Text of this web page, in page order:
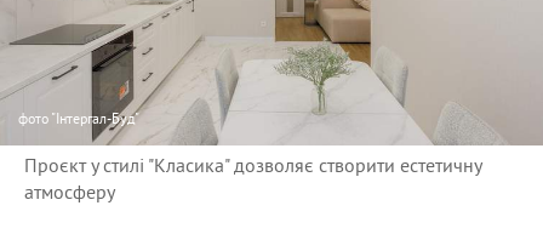
фото "Інтергал-Буд"
Проєкт у стилі "Класика" дозволяє створити естетичну
атмосферу